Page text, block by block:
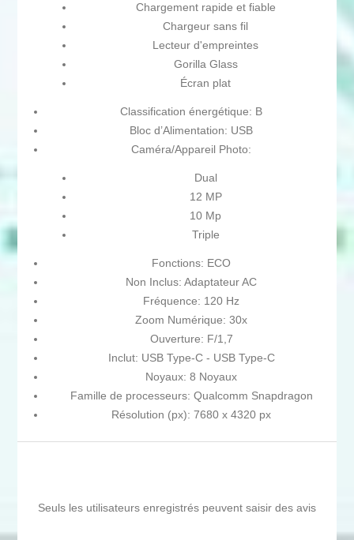
Chargement rapide et fiable
Chargeur sans fil
Lecteur d'empreintes
Gorilla Glass
Écran plat
Classification énergétique: B
Bloc d’Alimentation: USB
Caméra/Appareil Photo:
Dual
12 MP
10 Mp
Triple
Fonctions: ECO
Non Inclus: Adaptateur AC
Fréquence: 120 Hz
Zoom Numérique: 30x
Ouverture: F/1,7
Inclut: USB Type-C - USB Type-C
Noyaux: 8 Noyaux
Famille de processeurs: Qualcomm Snapdragon
Résolution (px): 7680 x 4320 px
Seuls les utilisateurs enregistrés peuvent saisir des avis